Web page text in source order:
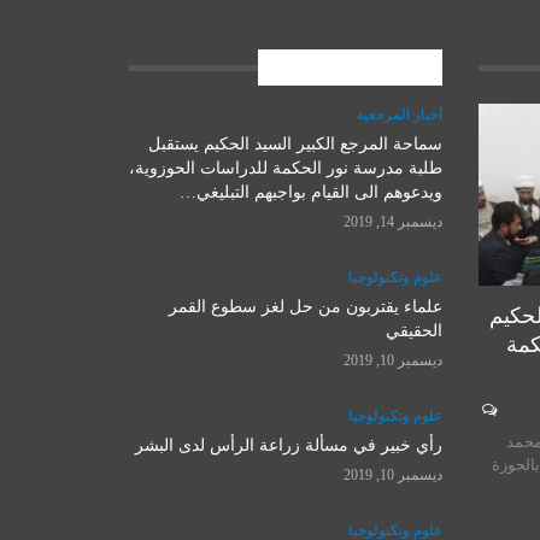
علوم وتكنولوجيا
روسيا تصمم روبوتاً يعمل على
إتلاف النفايات الإشعاعية
أخبار المرجعية
سماحة المرجع الكبير السيد الحكيم يستقبل
طلبة مدرسة نور الحكمة للدراسات الحوزوية،
ويدعوهم الى القيام بواجبهم التبليغي…
ديسمبر 14, 2019
علوم وتكنولوجيا
علماء يقتربون من حل لغز سطوع القمر
الحقيقي
ديسمبر 10, 2019
علوم وتكنولوجيا
رأي خبير في مسألة زراعة الرأس لدى البشر
ديسمبر 10, 2019
علوم وتكنولوجيا